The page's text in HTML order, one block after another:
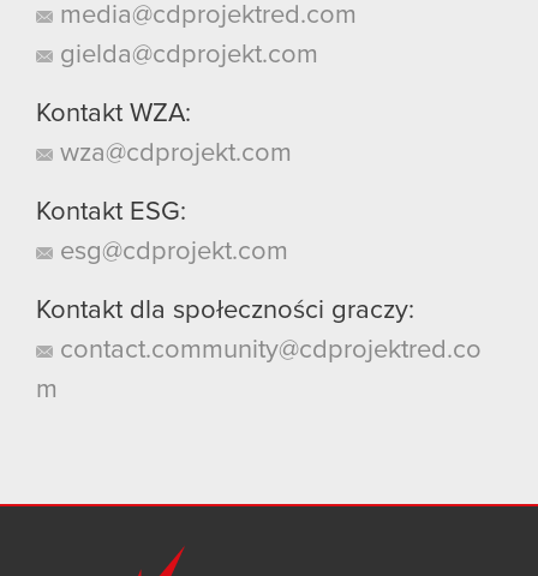
media@cdprojektred.com
gielda@cdprojekt.com
Kontakt WZA:
wza@cdprojekt.com
Kontakt ESG:
esg@cdprojekt.com
Kontakt dla społeczności graczy:
contact.community@cdprojektred.co
m